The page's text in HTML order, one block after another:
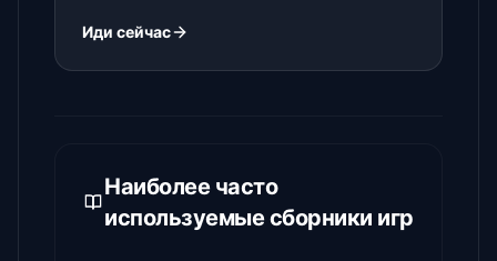
Иди сейчас
Наиболее часто
используемые сборники игр